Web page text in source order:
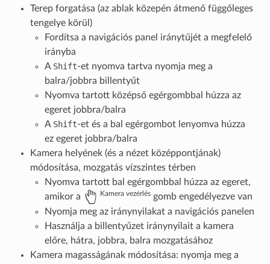
Terep forgatása (az ablak közepén átmenő függőleges
tengelye körül)
Fordítsa a navigációs panel iránytűjét a megfelelő
irányba
A Shift-et nyomva tartva nyomja meg a
balra/jobbra billentyűt
Nyomva tartott középső egérgombbal húzza az
egeret jobbra/balra
A Shift-et és a bal egérgombot lenyomva húzza
ez egeret jobbra/balra
Kamera helyének (és a nézet középpontjának)
módosítása, mozgatás vízszintes térben
Nyomva tartott bal egérgombbal húzza az egeret,
amikor a
Kamera vezérlésgomb engedélyezve van
Nyomja meg az iránynyilakat a navigációs panelen
Használja a billentyűzet iránynyilait a kamera
előre, hátra, jobbra, balra mozgatásához
Kamera magasságának módosítása: nyomja meg a